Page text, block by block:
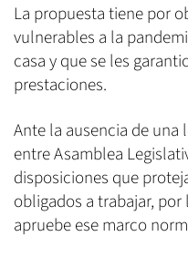
La propuesta tiene por
vulnerables a la
casa y que se les
prestaciones.
Ante la ausencia de
entre Asamblea
disposiciones que
obligados a trabajar, por
apruebe ese marco